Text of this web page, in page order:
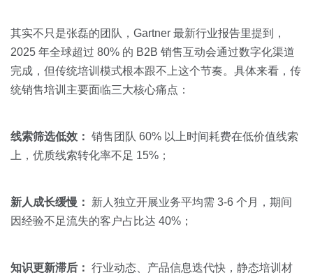
其实不只是张磊的团队，Gartner 最新行业报告里提到，
2025 年全球超过 80% 的 B2B 销售互动会通过数字化渠道
完成，但传统培训模式根本跟不上这个节奏。具体来看，传
统销售培训主要面临三大核心痛点：
线索筛选低效： 销售团队 60% 以上时间耗费在低价值线索
上，优质线索转化率不足 15%；
新人成长缓慢：
新人独立开展业务平均需 3-6 个月，期间
因经验不足流失的客户占比达 40%；
知识更新滞后： 行业动态、产品信息迭代快，静态培训材